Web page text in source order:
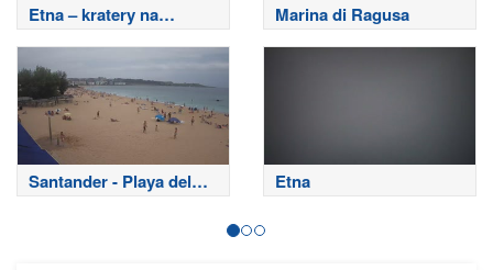
Etna – kratery na
szczycie
Marina di Ragusa
Santander - Playa del
Sardinero
Etna